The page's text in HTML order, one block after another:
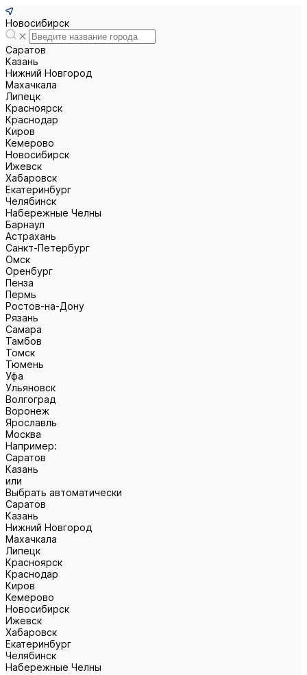
Новосибирск
Саратов
Казань
Нижний Новгород
Махачкала
Липецк
Красноярск
Краснодар
Киров
Кемерово
Новосибирск
Ижевск
Хабаровск
Екатеринбург
Челябинск
Набережные Челны
Барнаул
Астрахань
Санкт-Петербург
Омск
Оренбург
Пенза
Пермь
Ростов-на-Дону
Рязань
Самара
Тамбов
Томск
Тюмень
Уфа
Ульяновск
Волгоград
Воронеж
Ярославль
Москва
Например:
Саратов
Казань
или
Выбрать автоматически
Саратов
Казань
Нижний Новгород
Махачкала
Липецк
Красноярск
Краснодар
Киров
Кемерово
Новосибирск
Ижевск
Хабаровск
Екатеринбург
Челябинск
Набережные Челны